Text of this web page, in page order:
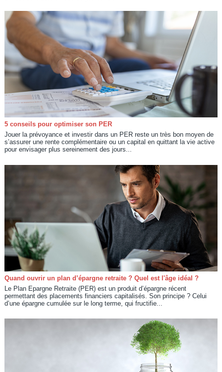
5 conseils pour optimiser son PER
Jouer la prévoyance et investir dans un PER reste un très bon moyen de
s’assurer une rente complémentaire ou un capital en quittant la vie active
pour envisager plus sereinement des jours...
Quand ouvrir un plan d’épargne retraite ? Quel est l'âge idéal ?
Le Plan Epargne Retraite (PER) est un produit d’épargne récent
permettant des placements financiers capitalisés. Son principe ? Celui
d’une épargne cumulée sur le long terme, qui fructifie...